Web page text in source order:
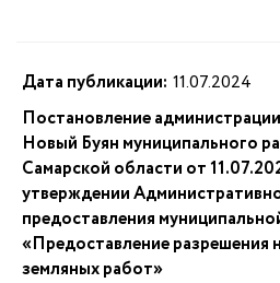
Дата публикации: 11.07.2024
Постановление
Новый Буян муниципального
Самарской области от
утверждении
предоставления
«Предоставление разрешения
земляных работ»